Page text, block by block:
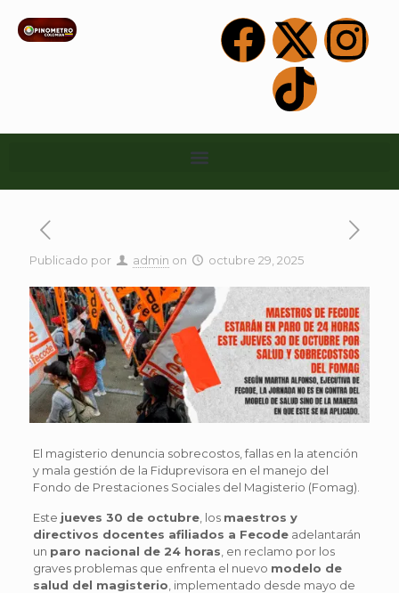
Publicado por admin on octubre 29, 2025
El magisterio denuncia sobrecostos, fallas en la atención
y mala gestión de la Fiduprevisora en el manejo del
Fondo de Prestaciones Sociales del Magisterio (Fomag).
Este jueves 30 de octubre, los maestros y
directivos docentes afiliados a Fecodeadelantarán
un paro nacional de 24 horas , en reclamo por los
graves problemas que enfrenta el nuevo modelo de
salud del magisterio , implementado desde mayo de